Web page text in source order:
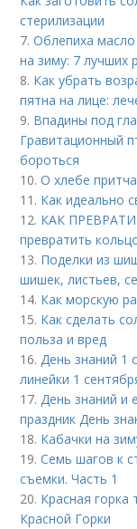
стерилизации
7.Облепиха
на зиму: 7 лучших
8. Как убрать
пятна на лице:
9. Впадины под
Гравитационный
бороться
10.О хлебе
11. Как идеально
12. КАК
превратить
13. Поделки из
шишек, листьев,
14. Как морскую
15. Как сделать
польза и вред
16.День знаний 1
линейки 1
17.День знаний и
праздник День
18. Кабачки на
19.Семь шагов к
съемки. Часть 1
20. Красная
Красной Горки